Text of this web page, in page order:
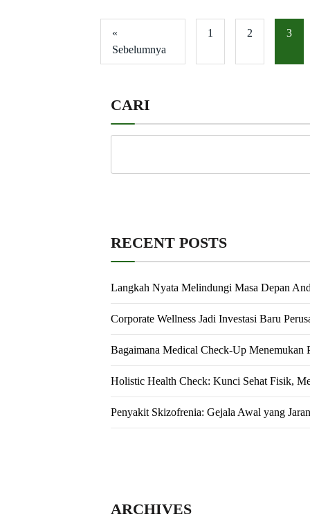
«
Sebelumnya
1 2 3
CARI
RECENT POSTS
Langkah Nyata Melindungi Masa Depan
Corporate Wellness Jadi Investasi Baru
Bagaimana Medical Check-Up Menemukan
Holistic Health Check: Kunci Sehat Fisik,
Penyakit Skizofrenia: Gejala Awal yang
ARCHIVES